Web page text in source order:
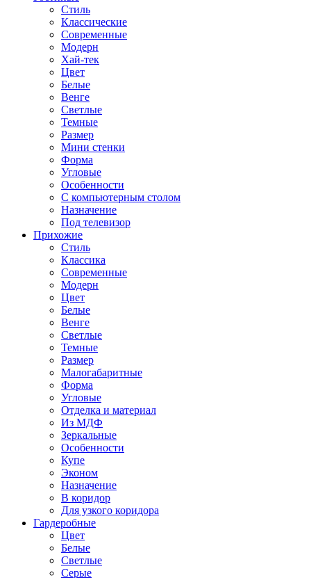
Стиль
Классические
Современные
Модерн
Хай-тек
Цвет
Белые
Венге
Светлые
Темные
Размер
Мини стенки
Форма
Угловые
Особенности
С компьютерным столом
Назначение
Под телевизор
Прихожие
Стиль
Классика
Современные
Модерн
Цвет
Белые
Венге
Светлые
Темные
Размер
Малогабаритные
Форма
Угловые
Отделка и материал
Из МДФ
Зеркальные
Особенности
Купе
Эконом
Назначение
В коридор
Для узкого коридора
Гардеробные
Цвет
Белые
Светлые
Серые